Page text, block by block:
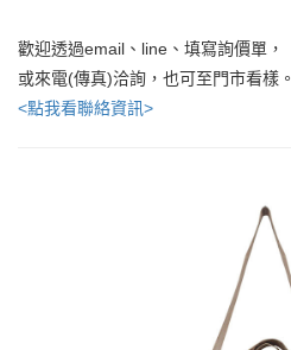
歡迎透過email、line、填寫詢價單，
或來電(傳真)洽詢，也可至門市看樣。
<點我看聯絡資訊>